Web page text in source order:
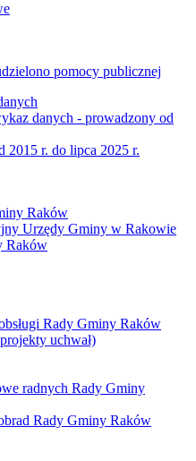
pomocy publicznej
danych - prowadzony od
2015 r. do lipca 2025 r.
Raków
Urzędy Gminy w Rakowie
Raków
Rady Gminy Raków
uchwał)
radnych Rady Gminy
Rady Gminy Raków